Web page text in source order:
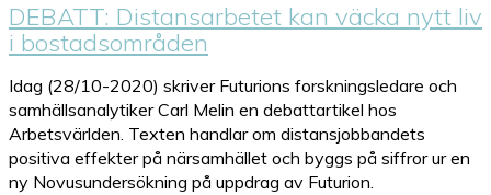
DEBATT: Distansarbetet kan väcka nytt liv
i bostadsområden
Idag (28/10-2020) skriver Futurions forskningsledare och
samhällsanalytiker Carl Melin en debattartikel hos
Arbetsvärlden. Texten handlar om distansjobbandets
positiva effekter på närsamhället och byggs på siffror ur en
ny Novusundersökning på uppdrag av Futurion.